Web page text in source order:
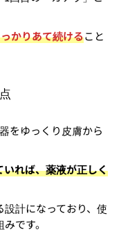
かりあて続けること
をゆっくり皮膚から
れば、薬液が正しく
計になっており、使
です。